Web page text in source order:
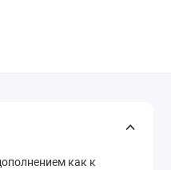
как к